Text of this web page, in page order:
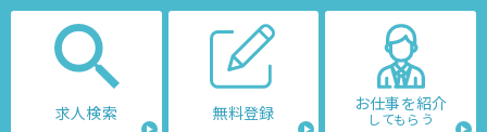
求人検索 無料登録 お仕事を紹介
してもらう